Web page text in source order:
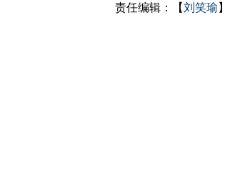
责任编辑：【刘笑瑜 】